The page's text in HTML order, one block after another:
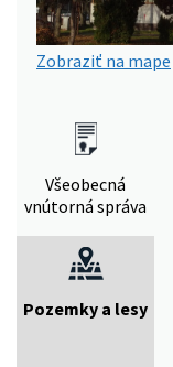
Zobraziť na mape
Všeobecná
vnútorná správa
Pozemky a lesy